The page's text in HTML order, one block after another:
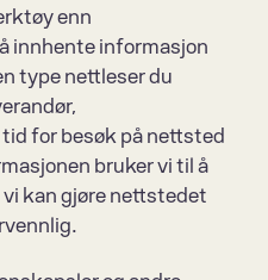
enn
innhente informasjon
type nettleser du
for besøk på nettsted
bruker vi til å
kan gjøre nettstedet